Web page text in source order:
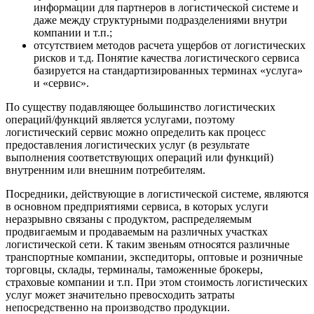
информации для партнеров в логистической системе и
даже между структурными подразделениями внутри
компании и т.п.;
отсутствием методов расчета ущербов от логистических
рисков и т.д. Понятие качества логистического сервиса
базируется на стандартизированных терминах «услуга»
и «сервис».
По существу подавляющее большинство логистических
операций/функций является услугами, поэтому
логистический сервис можно определить как процесс
предоставления логистических услуг (в результате
выполнения соответствующих операций или функций)
внутренним или внешним потребителям.
Посредники, действующие в логистической системе, являются
в основном предприятиями сервиса, в которых услуги
неразрывно связаны с продуктом, распределяемым
продвигаемым и продаваемым на различных участках
логистической сети. К таким звеньям относятся различные
транспортные компании, экспедиторы, оптовые и розничные
торговцы, склады, терминалы, таможенные брокеры,
страховые компании и т.п. При этом стоимость логистических
услуг может значительно превосходить затраты
непосредственно на производство продукции.